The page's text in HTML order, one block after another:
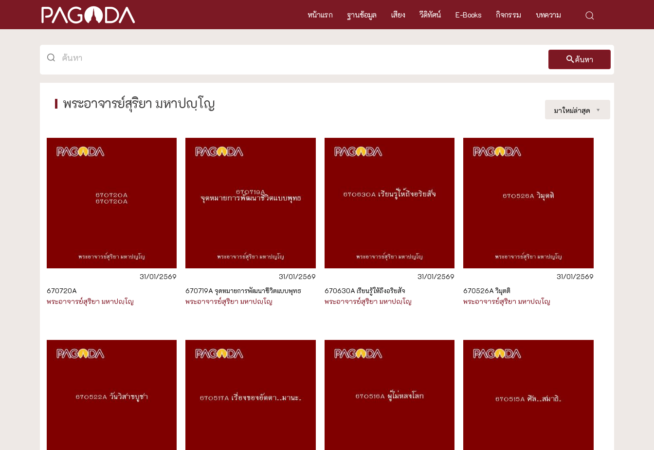
หน้าแรก ฐานข้อมูล เสียง วีดิทัศน์ E-Books กิจกรรม บทความ
พระอาจารย์สุริยา มหาปญฺโญ
ค้นหา
มาใหม่ล่าสุด
31/01/2569
670720A
พระอาจารย์สุริยา มหาปญฺโญ
31/01/2569
670719A จุดหมายการพัฒนาชีวิตแบบพุทธ
พระอาจารย์สุริยา มหาปญฺโญ
31/01/2569
670630A เรียนรู้ให้ถึงอริยสัจ
พระอาจารย์สุริยา มหาปญฺโญ
31/01/2569
670526A วิมุตติ
พระอาจารย์สุริยา มหาปญฺโญ